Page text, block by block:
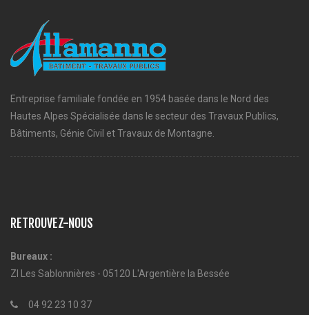
Entreprise familiale fondée en 1954 basée dans le Nord des
Hautes Alpes Spécialisée dans le secteur des Travaux Publics,
Bâtiments, Génie Civil et Travaux de Montagne.
RETROUVEZ-NOUS
Bureaux :
ZI Les Sablonnières - 05120 L'Argentière la Bessée
04 92 23 10 37